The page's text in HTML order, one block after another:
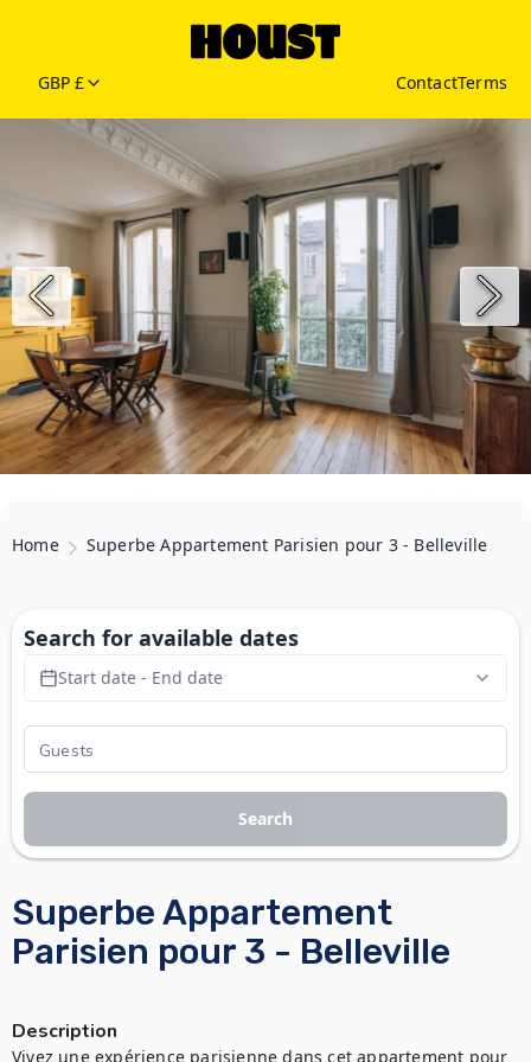
GBP £ ContactTerms
Home Superbe Appartement Parisien pour 3 - Belleville
Superbe Appartement
Parisien pour 3 - Belleville
Description
Vivez une expérience parisienne dans cet appartement pour
Search for available dates
Start date - End date
Search